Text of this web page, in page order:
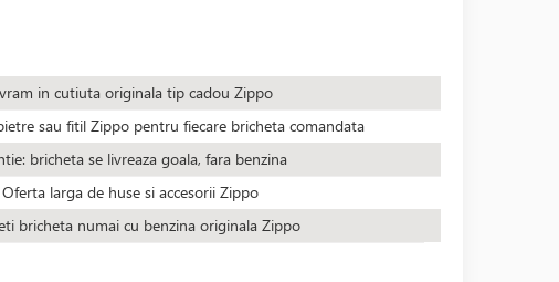
in cutiuta originala tip cadou Zippo
sau fitil Zippo pentru fiecare bricheta comandata
bricheta se livreaza goala, fara benzina
Oferta larga de huse si accesorii Zippo
bricheta numai cu benzina originala Zippo